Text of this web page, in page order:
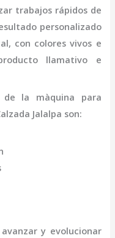
trabajos rápidos de
personalizado
con colores vivos e
llamativo e
de la màquina para
Jalalpa son:
y evolucionar